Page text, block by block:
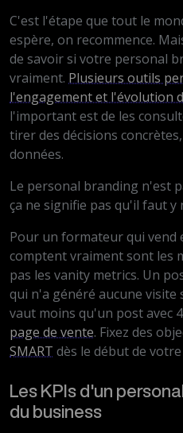
C'est l'étape que tout le
espère, on recommence.
de savoir si votre personal
vraiment. Plusieurs outils
l'engagement et l'évolution
l'important est de les
tirer des décisions
données.
Le personal branding n'est
ça ne signifie pas qu'il faut y
Pour un formateur qui vend
comptent vraiment sont les
pas les vanity metrics. Un
qui n'a généré aucune visite
vaut moins qu'un post avec
page de vente. Fixez des
SMART dès le début de
Les KPIs d'un
du business